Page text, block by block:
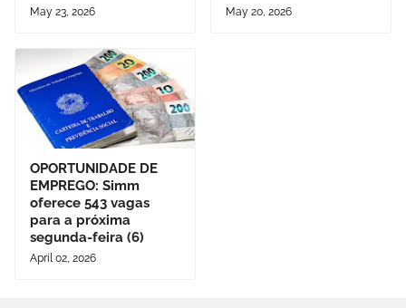
May 23, 2026 May 20, 2026
OPORTUNIDADE DE
EMPREGO: Simm
oferece 543 vagas
para a próxima
segunda-feira (6)
April 02, 2026